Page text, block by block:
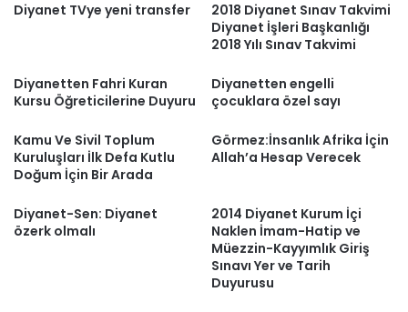
Diyanet TVye yeni transfer
2018 Diyanet Sınav Takvimi
Diyanet İşleri Başkanlığı
2018 Yılı Sınav Takvimi
Diyanetten Fahri Kuran
Kursu Öğreticilerine Duyuru
Diyanetten engelli
çocuklara özel sayı
Kamu Ve Sivil Toplum
Kuruluşları İlk Defa Kutlu
Doğum İçin Bir Arada
Görmez:İnsanlık Afrika İçin
Allah’a Hesap Verecek
Diyanet-Sen: Diyanet
özerk olmalı
2014 Diyanet Kurum İçi
Naklen İmam-Hatip ve
Müezzin-Kayyımlık Giriş
Sınavı Yer ve Tarih
Duyurusu